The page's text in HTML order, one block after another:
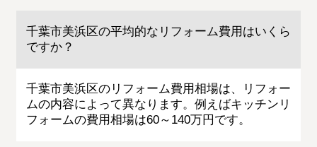
千葉市美浜区の平均的なリフォーム費用はいくら
ですか？
千葉市美浜区のリフォーム費用相場は、リフォー
ムの内容によって異なります。例えばキッチンリ
フォームの費用相場は60～140万円です。